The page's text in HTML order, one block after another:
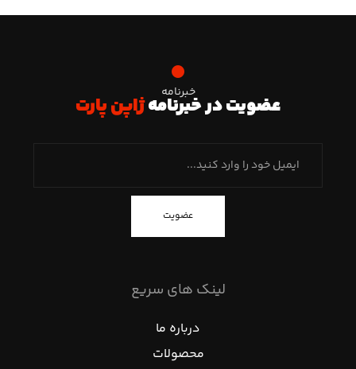
خبرنامه
عضویت در خبرنامهژاپن پارت
عضویت
لینک های سریع
درباره ما
محصولات